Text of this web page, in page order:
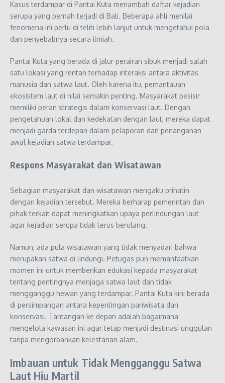
Kasus terdampar di Pantai Kuta menambah daftar kejadian
serupa yang pernah terjadi di Bali. Beberapa ahli menilai
fenomena ini perlu di teliti lebih lanjut untuk mengetahui pola
dan penyebabnya secara ilmiah.
Pantai Kuta yang berada di jalur perairan sibuk menjadi salah
satu lokasi yang rentan terhadap interaksi antara aktivitas
manusia dan satwa laut. Oleh karena itu, pemantauan
ekosistem laut di nilai semakin penting. Masyarakat pesisir
memiliki peran strategis dalam konservasi laut. Dengan
pengetahuan lokal dan kedekatan dengan laut, mereka dapat
menjadi garda terdepan dalam pelaporan dan penanganan
awal kejadian satwa terdampar.
Respons Masyarakat dan Wisatawan
Sebagian masyarakat dan wisatawan mengaku prihatin
dengan kejadian tersebut. Mereka berharap pemerintah dan
pihak terkait dapat meningkatkan upaya perlindungan laut
agar kejadian serupa tidak terus berulang.
Namun, ada pula wisatawan yang tidak menyadari bahwa
merupakan satwa di lindungi. Petugas pun memanfaatkan
momen ini untuk memberikan edukasi kepada masyarakat
tentang pentingnya menjaga satwa laut dan tidak
mengganggu hewan yang terdampar. Pantai Kuta kini berada
di persimpangan antara kepentingan pariwisata dan
konservasi. Tantangan ke depan adalah bagaimana
mengelola kawasan ini agar tetap menjadi destinasi unggulan
tanpa mengorbankan kelestarian alam.
Imbauan untuk Tidak Mengganggu Satwa
Laut Hiu Martil